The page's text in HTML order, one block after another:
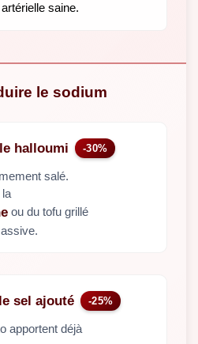
saine.
le sodium
halloumi -30%
salé.
ou du tofu grillé
sel ajouté -25%
apportent déjà